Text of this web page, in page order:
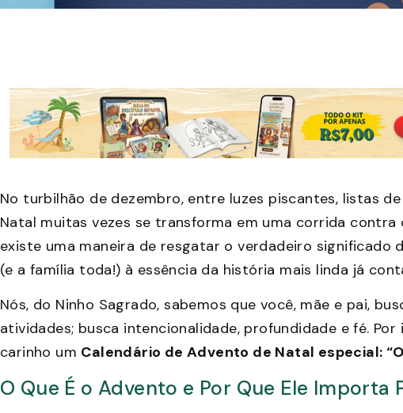
No turbilhão de dezembro, entre luzes piscantes, listas
Natal muitas vezes se transforma em uma corrida contra
existe uma maneira de resgatar o verdadeiro significado
(e a família toda!) à essência da história mais linda já
Nós, do Ninho Sagrado, sabemos que você, mãe e pai,
atividades; busca intencionalidade, profundidade e fé.
carinho um Calendário de Advento de Natal especial:
O Que É o Advento e Por Que Ele Importa